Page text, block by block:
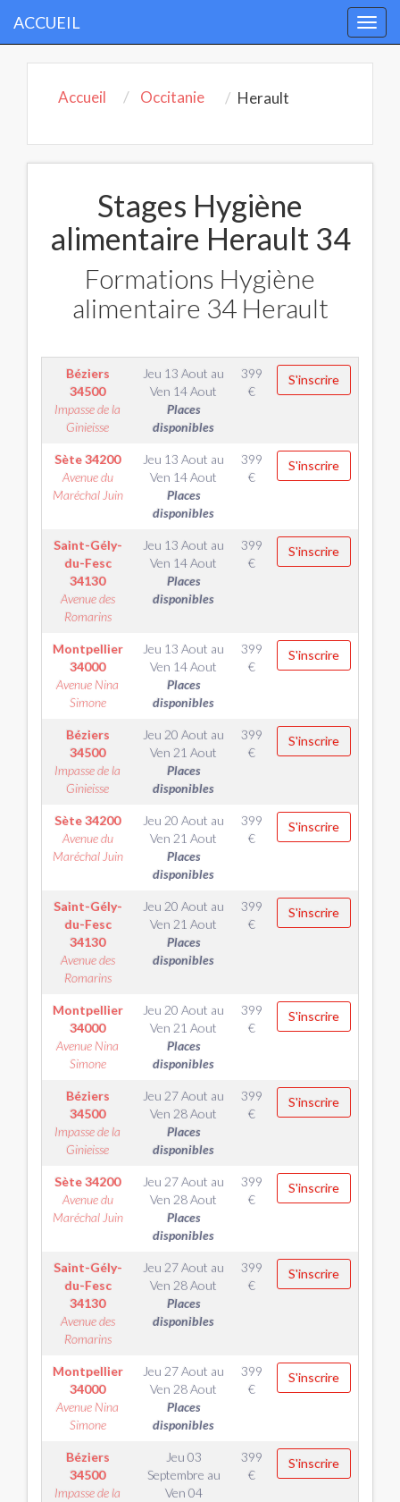
ACCUEIL
Accueil Occitanie Herault
Stages Hygiène
alimentaire Herault 34
Formations Hygiène
alimentaire 34 Herault
Béziers
34500
Impasse de la
Ginieisse
Jeu 13 Aout au
Ven 14 Aout
Places
disponibles
399
€
S'inscrire
Sète34200
Avenue du
Maréchal Juin
Jeu 13 Aout au
Ven 14 Aout
Places
disponibles
399
€
S'inscrire
Saint-Gély-
du-Fesc
34130
Avenue des
Romarins
Jeu 13 Aout au
Ven 14 Aout
Places
disponibles
399
€
S'inscrire
Montpellier
34000
Avenue Nina
Simone
Jeu 13 Aout au
Ven 14 Aout
Places
disponibles
399
€
S'inscrire
Béziers
34500
Impasse de la
Ginieisse
Jeu 20 Aout au
Ven 21 Aout
Places
disponibles
399
€
S'inscrire
Sète34200
Avenue du
Maréchal Juin
Jeu 20 Aout au
Ven 21 Aout
Places
disponibles
399
€
S'inscrire
Saint-Gély-
du-Fesc
34130
Avenue des
Romarins
Jeu 20 Aout au
Ven 21 Aout
Places
disponibles
399
€
S'inscrire
Montpellier
34000
Avenue Nina
Simone
Jeu 20 Aout au
Ven 21 Aout
Places
disponibles
399
€
S'inscrire
Béziers
34500
Impasse de la
Ginieisse
Jeu 27 Aout au
Ven 28 Aout
Places
disponibles
399
€
S'inscrire
Sète34200
Avenue du
Maréchal Juin
Jeu 27 Aout au
Ven 28 Aout
Places
disponibles
399
€
S'inscrire
Saint-Gély-
du-Fesc
34130
Avenue des
Romarins
Jeu 27 Aout au
Ven 28 Aout
Places
disponibles
399
€
S'inscrire
Montpellier
34000
Avenue Nina
Simone
Jeu 27 Aout au
Ven 28 Aout
Places
disponibles
399
€
S'inscrire
Béziers
34500
Impasse de la
Jeu 03
Septembre au
Ven 04
399
€
S'inscrire